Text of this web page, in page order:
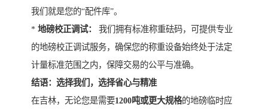
我们就是您的“配件库”。
* 地磅校正调试：
我们拥有标准称重砝码，可提供专业
的地磅校正调试服务，确保您的称重设备始终处于法定
计量标准范围之内，保障交易的公平与准确。
结语：选择我们，选择省心与精准
在吉林，无论您是需要1200吨或更大规格的地磅临时应